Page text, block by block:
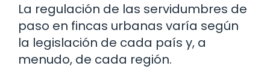
La regulación de las servidumbres de
paso en fincas urbanas varía según
la legislación de cada país y, a
menudo, de cada región.